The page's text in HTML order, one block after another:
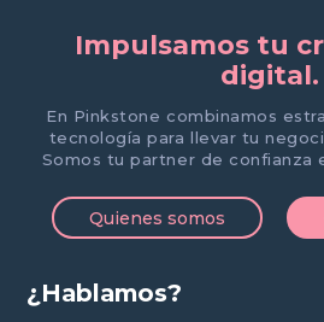
Impulsamos tu
digital.
En Pinkstone combinamos
tecnología para llevar tu
Somos tu partner de confianza
Quienes somos
¿Hablamos?